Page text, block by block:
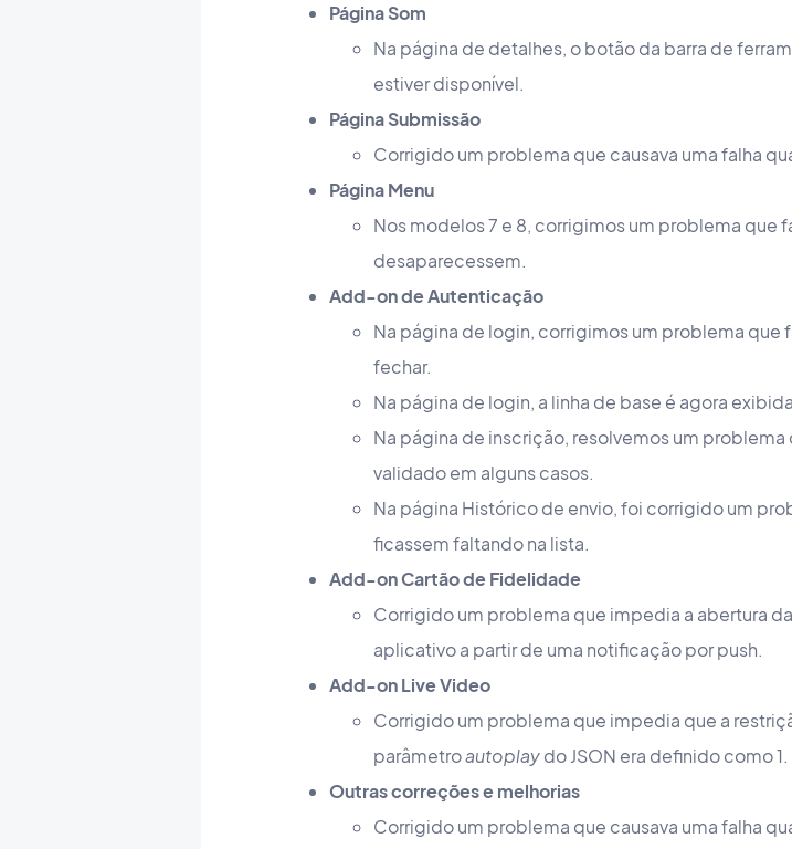
Página Som
Na página de detalhes, o botão da barra de
estiver disponível.
Página Submissão
Corrigido um problema que causava uma falha
Página Menu
Nos modelos 7 e 8, corrigimos um problema que
desaparecessem.
Add-on de Autenticação
Na página de login, corrigimos um problema que
fechar.
Na página de login, a linha de base é agora
Na página de inscrição, resolvemos um
validado em alguns casos.
Na página Histórico de envio, foi corrigido um
ficassem faltando na lista.
Add-on Cartão de Fidelidade
Corrigido um problema que impedia a abertura
aplicativo a partir de uma notificação por push.
Add-on Live Video
Corrigido um problema que impedia que a
parâmetroautoplaydo JSON era definido como 1.
Outras correções e melhorias
Corrigido um problema que causava uma falha